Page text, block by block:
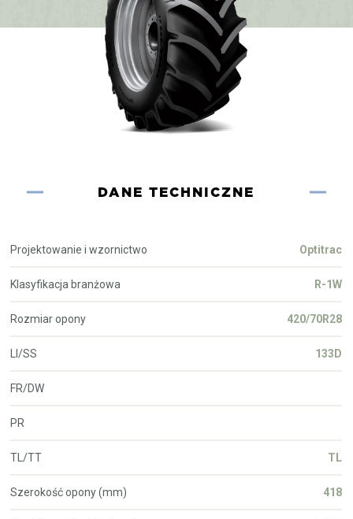
DANE TECHNICZNE
Projektowanie i wzornictwo Optitrac
Klasyfikacja branżowa R-1W
Rozmiar opony 420/70R28
LI/SS 133D
FR/DW
PR
TL/TT TL
Szerokość opony (mm) 418